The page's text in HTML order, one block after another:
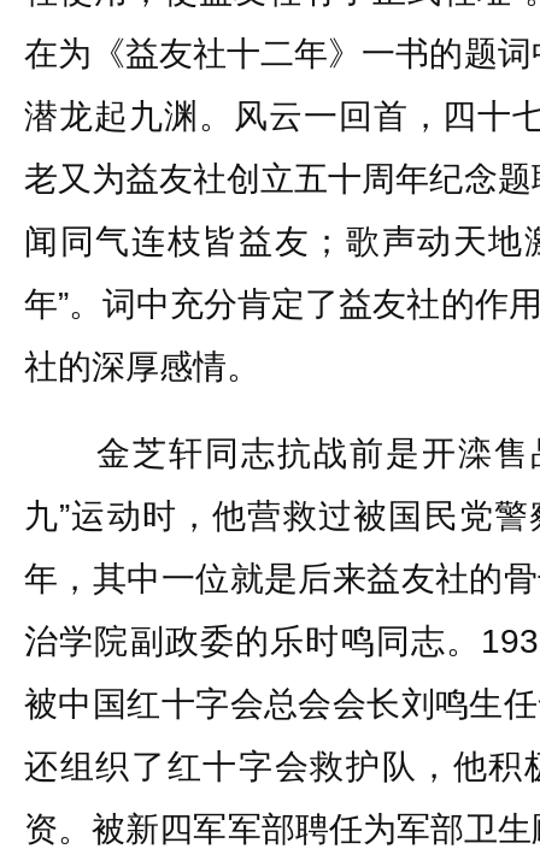
在为《益友社十二年》一书的题
潜龙起九渊。风云一回首，四十
老又为益友社创立五十周年纪念
闻同气连枝皆益友；歌声动天地
年”。词中充分肯定了益友社的作
社的深厚感情。
金芝轩同志抗战前是开滦售
九”运动时，他营救过被国民党
年，其中一位就是后来益友社的
治学院副政委的乐时鸣同志。
被中国红十字会总会会长刘鸣生
还组织了红十字会救护队，他积
资。被新四军军部聘任为军部卫